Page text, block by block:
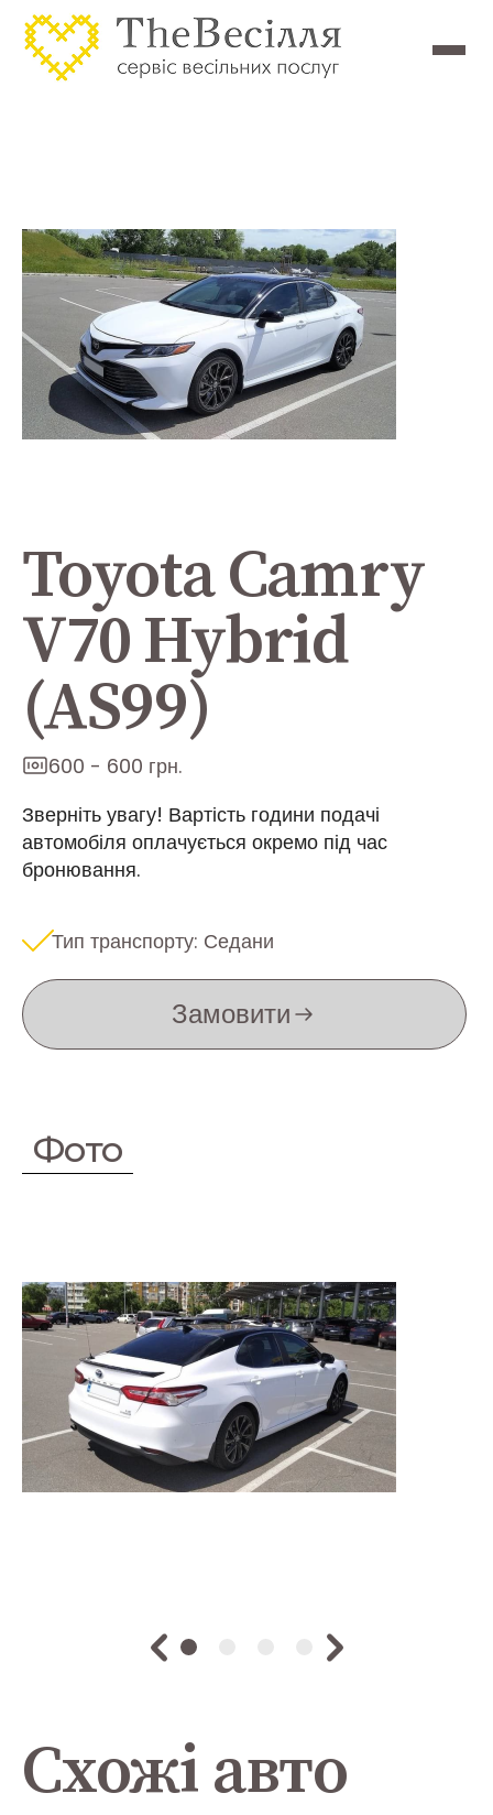
Toyota Camry
V70 Hybrid
(AS99)
600 - 600 грн.
Зверніть увагу! Вартість години подачі
автомобіля оплачується окремо під час
бронювання.
Тип транспорту: Седани
Замовити
Фото
Схожі авто